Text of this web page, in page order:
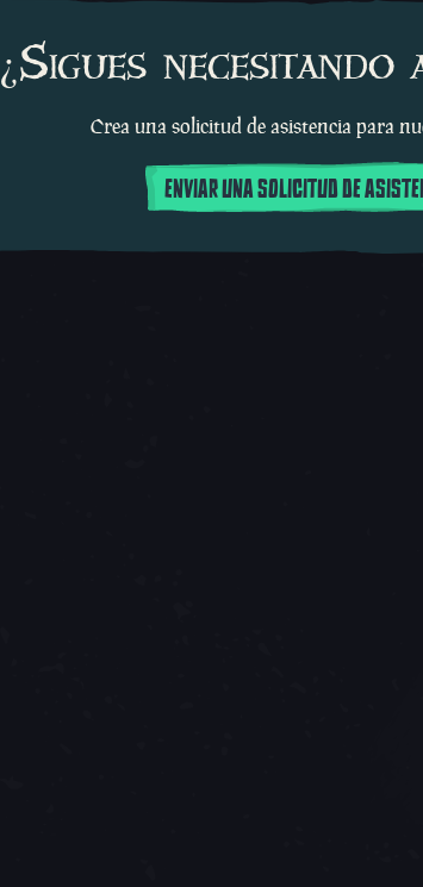
¿Sigues necesitando
Crea una solicitud de asistencia para
ENVIAR UNA SOLICITUD DE